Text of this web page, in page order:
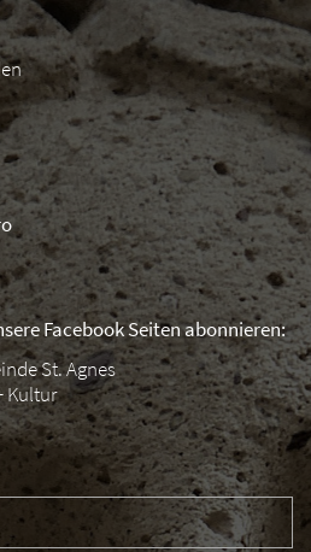
Facebook Seiten abonnieren:
St. Agnes
Kultur